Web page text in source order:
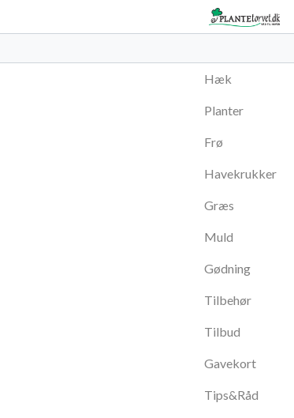
Hæk
Planter
Frø
Havekrukker
Græs
Muld
Gødning
Tilbehør
Tilbud
Gavekort
Tips&Råd